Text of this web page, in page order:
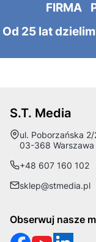
FIRMA
Od 25 lat
S.T. Media
Adres:
ul. Poborzańska 2/
03-368 Warszawa
+48 607 160 102
sklep@stmedia.pl
Obserwuj nasze